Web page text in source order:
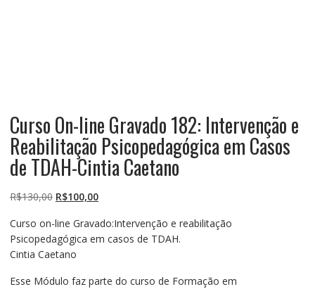
Curso On-line Gravado 182: Intervenção e
Reabilitação Psicopedagógica em Casos
de TDAH-Cintia Caetano
R$130,00 O
original
era:
R$130,00.
R$100,00O
atual
é:
Curso on-line Gravado:Intervenção e reabilitação
Psicopedagógica em casos de TDAH.
Cintia Caetano
Esse Módulo faz parte do curso de Formação em